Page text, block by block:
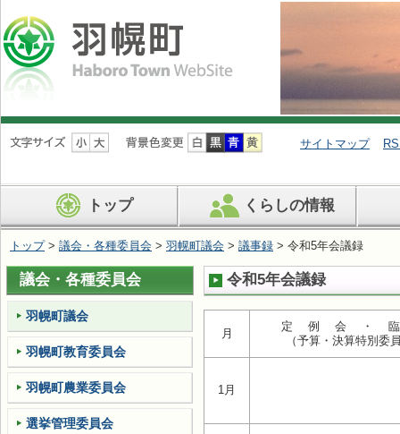
ナ
ビ
ン
を
ば
す
サイトマップ
トップ くらしの情報
トップ> 議会・各種委員会 > 羽幌町議会 > 議事録 > 令和5年会議録
令和5年会議録
月
定 例 会 ・
（予算・決算特別委
1月
議会・各種委員会
羽幌町議会
羽幌町教育委員会
羽幌町農業委員会
選挙管理委員会